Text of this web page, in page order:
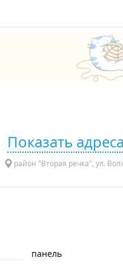
Показать
район "Вторая речка", ул.
панель